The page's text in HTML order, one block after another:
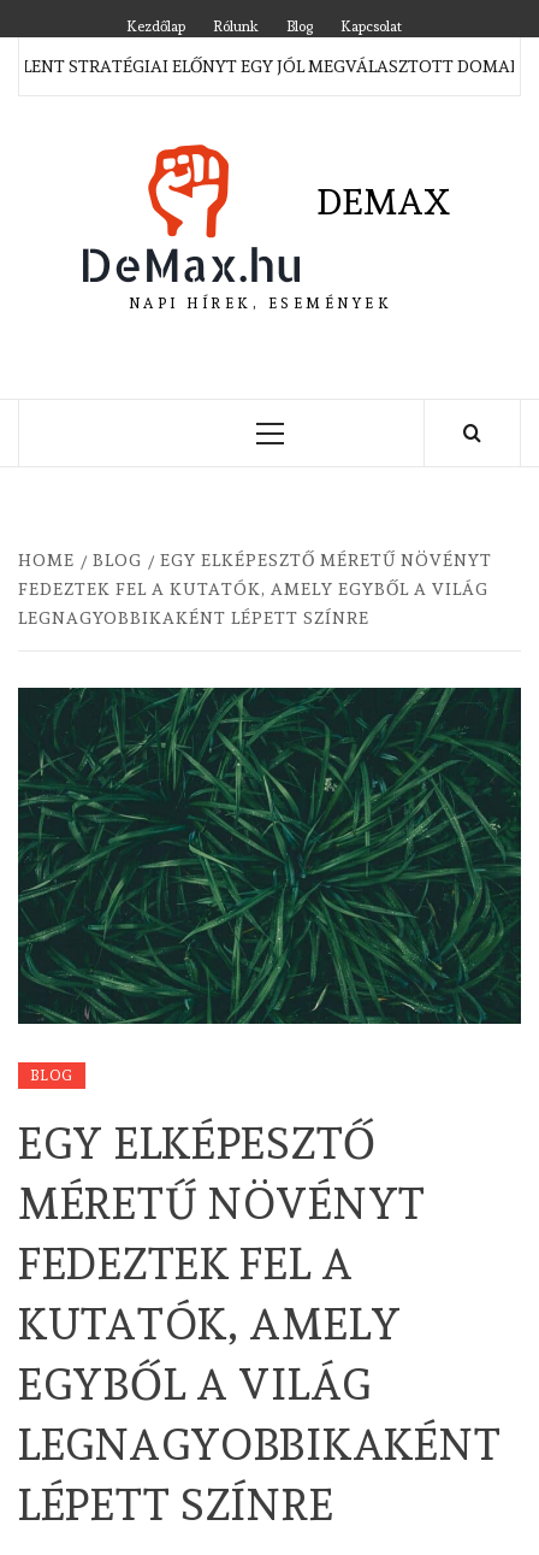
to
content
Kezdőlap Rólunk Blog Kapcsolat
STRATÉGIAI ELŐNYT EGY JÓL MEGVÁLASZTOTT DOMAIN
DEMAX
NAPI HÍREK, ESEMÉNYEK
Primary
HOME BLOG
EGY ELKÉPESZTŐ MÉRETŰ NÖVÉNYT
FEDEZTEK FEL A KUTATÓK, AMELY EGYBŐL A VILÁG
LEGNAGYOBBIKAKÉNT LÉPETT SZÍNRE
BLOG
EGY ELKÉPESZTŐ
MÉRETŰ NÖVÉNYT
FEDEZTEK FEL A
KUTATÓK, AMELY
EGYBŐL A VILÁG
LEGNAGYOBBIKAKÉNT
LÉPETT SZÍNRE